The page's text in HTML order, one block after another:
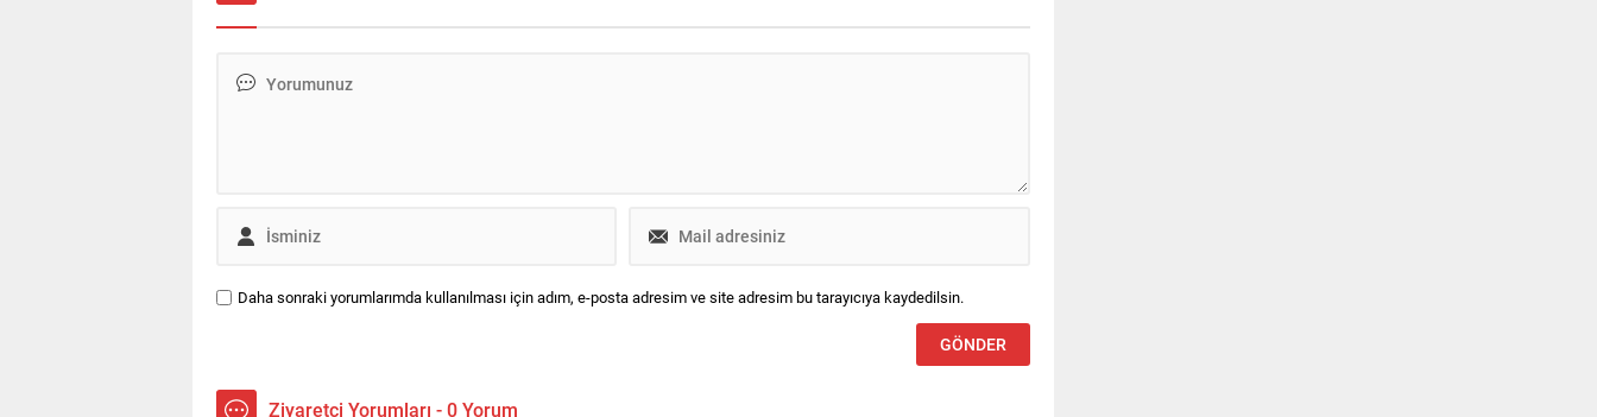
temsilcimiz rövanş maçı
Daha sonraki yorumlarımda kullanılması için adım, e-posta adresim ve site adresim bu tarayıcıya kaydedilsin.
Ziyaretçi Yorumları - 0 Yorum